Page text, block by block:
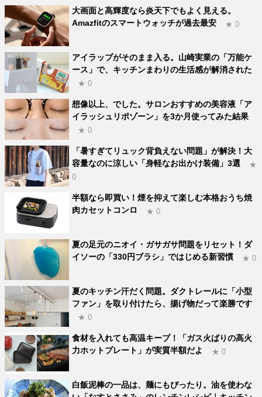
大画面と高輝度なら炎天下でもよく見える。
Amazfitのスマートウォッチが過去最安
★ 0
アイラップがそのまま入る。山崎実業の「万能ケ
ース」で、キッチンまわりの生活感が解消された
★ 0
想像以上、でした。サロンおすすめの美容液「ア
イラッシュリポゾーン」を3か月使ってみた結果
★ 0
「暑すぎてリュック背負えない問題」が解決！大
容量なのに涼しい「身軽なお出かけ装備」3選
★
0
半額なら即買い！煙を抑えて楽しむ本格おうち焼
肉カセットコンロ
★ 0
夏の足元のニオイ・ガサガサ問題をリセット！ダ
イソーの「330円ブラシ」ではじめる新習慣
★ 0
夏のキッチン汗だく問題。ダクトレールに「小型
ファン」を取り付けたら、揚げ物だって楽勝です
★ 0
食材を入れても高温キープ！「ガス火ばりの高火
力ホットプレート」が実質半額だよ
★ 0
白飯泥棒の一品は、麺にもぴったり。油を使わな